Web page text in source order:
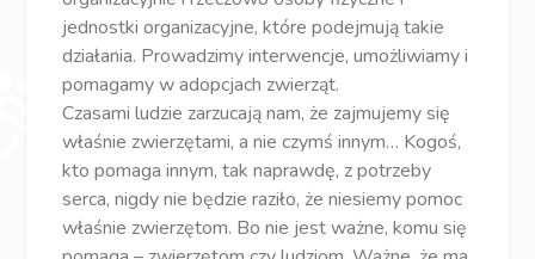
jednostki organizacyjne, które podejmują takie
działania. Prowadzimy interwencje, umożliwiamy i
pomagamy w adopcjach zwierząt.
Czasami ludzie zarzucają nam, że zajmujemy się
właśnie zwierzętami, a nie czymś innym… Kogoś,
kto pomaga innym, tak naprawdę, z potrzeby
serca, nigdy nie będzie raziło, że niesiemy pomoc
właśnie zwierzętom. Bo nie jest ważne, komu się